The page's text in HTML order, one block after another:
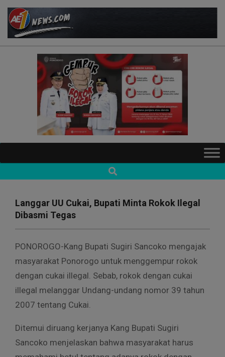
Skip
content
AE1NEWS
Navigation
Search
Langgar UU Cukai, Bupati Minta Rokok Ilegal
Dibasmi Tegas
PONOROGO-Kang Bupati Sugiri Sancoko mengajak
masyarakat Ponorogo untuk menggempur rokok
dengan cukai illegal. Sebab, rokok dengan cukai
illegal melanggar Undang-undang nomor 39 tahun
2007 tentang Cukai.
Ditemui diruang kerjanya Kang Bupati Sugiri
Sancoko menjelaskan bahwa masyarakat harus